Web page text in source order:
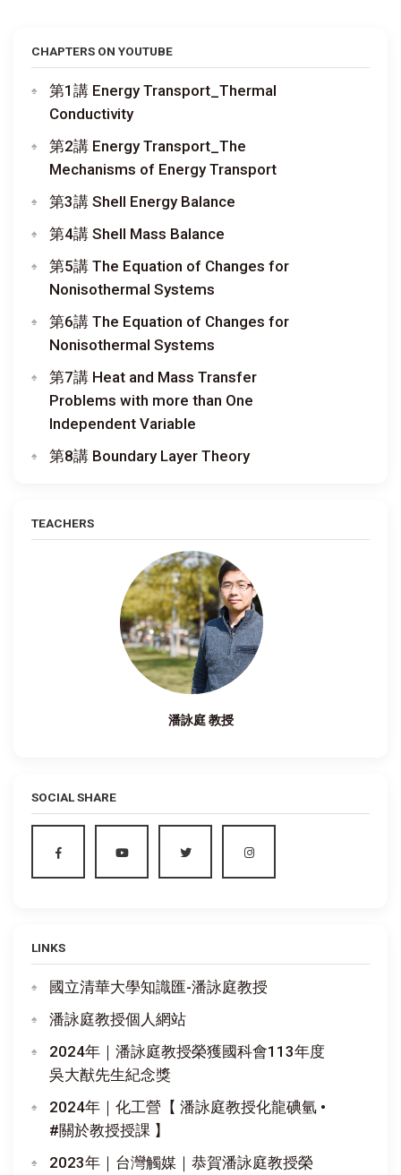
CHAPTERS ON YOUTUBE
第1講 Energy Transport_Thermal
Conductivity
第2講 Energy Transport_The
Mechanisms of Energy Transport
第3講 Shell Energy Balance
第4講 Shell Mass Balance
第5講 The Equation of Changes for
Nonisothermal Systems
第6講 The Equation of Changes for
Nonisothermal Systems
第7講 Heat and Mass Transfer
Problems with more than One
Independent Variable
第8講 Boundary Layer Theory
TEACHERS
潘詠庭 教授
SOCIAL SHARE
LINKS
國立清華大學知識匯-潘詠庭教授
潘詠庭教授個人網站
2024年｜潘詠庭教授榮獲國科會113年度
吳大猷先生紀念獎
2024年｜化工營【 潘詠庭教授化龍碘氫 •
#關於教授授課 】
2023年｜台灣觸媒｜恭賀潘詠庭教授榮